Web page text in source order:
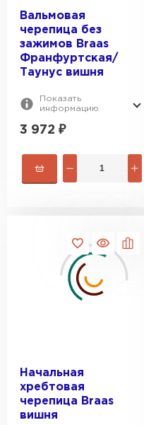
Вальмовая
черепица без
зажимов Braas
Франфуртская/
Таунус вишня
Показать
информацию
3 972 ₽
Начальная
хребтовая
черепица Braas
вишня
Гибкая